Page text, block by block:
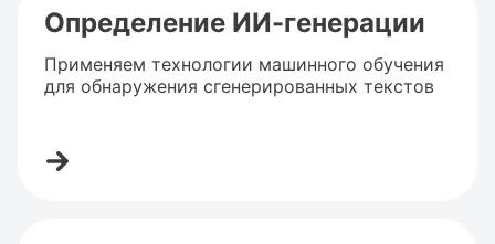
Определение ИИ-генерации
Применяем технологии машинного обучения
для обнаружения сгенерированных текстов